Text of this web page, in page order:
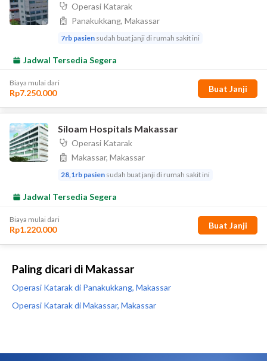
Paling dicari di Makassar
Operasi Katarak di Panakukkang, Makassar
Operasi Katarak di Makassar, Makassar